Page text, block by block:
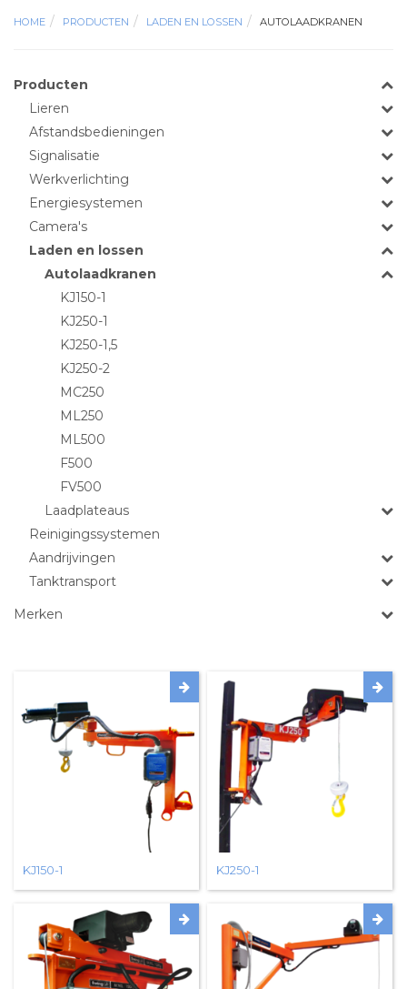
HOME PRODUCTEN LADEN EN LOSSEN AUTOLAADKRANEN
Producten
Lieren
Afstandsbedieningen
Signalisatie
Werkverlichting
Energiesystemen
Camera's
Laden en lossen
Autolaadkranen
KJ150-1
KJ250-1
KJ250-1,5
KJ250-2
MC250
ML250
ML500
F500
FV500
Laadplateaus
Reinigingssystemen
Aandrijvingen
Tanktransport
Merken
KJ150-1 KJ250-1